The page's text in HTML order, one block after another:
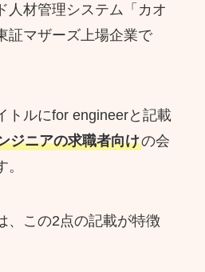
人材管理システム「カオ
証マザーズ上場企業で
トルにfor engineerと記載
ジニアの求職者向けの会
、この2点の記載が特徴